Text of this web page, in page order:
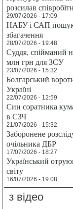
розсилав
29/07/2026 - 17:09
НАБУ і САП
збагачення
28/07/2026 - 19:48
Суддя, спійманий
млн грн для ЗСУ
23/07/2026 - 15:32
Болгарський
Україні
22/07/2026 - 12:59
Син соратника
в СЗЧ
21/07/2026 - 15:32
Заборонене
очільника ДБР
17/07/2026 - 18:27
Український
світу
16/07/2026 - 19:08
з відео